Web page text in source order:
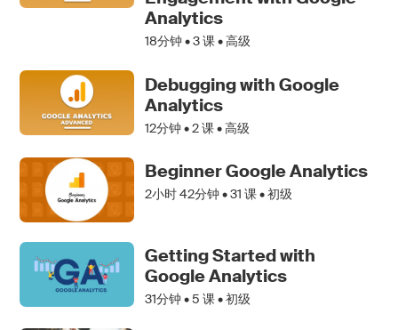
Analytics
18分钟 •3课 • 高级
Debugging with Google
Analytics
12分钟 •2课 • 高级
Beginner Google Analytics
2小时 42分钟 •31 课 • 初级
Getting Started with
Google Analytics
31分钟 •5 课 • 初级